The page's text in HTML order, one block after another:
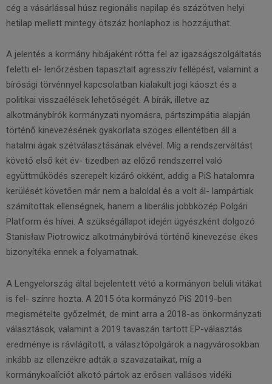
cég a vásárlással húsz regionális napilap és százötven helyi
hetilap mellett mintegy ötszáz honlaphoz is hozzájuthat.
A jelentés a kormány hibájaként rótta fel az igazságszolgáltatás
feletti el- lenőrzésben tapasztalt agresszív fellépést, valamint a
bírósági törvénnyel kapcsolatban kialakult jogi káoszt és a
politikai visszaélések lehetőségét. A bírák, illetve az
alkotmánybírók kormányzati nyomásra, pártszimpátia alapján
történő kinevezésének gyakorlata szöges ellentétben áll a
hatalmi ágak szétválasztásának elvével. Míg a rendszerváltást
követő első két év- tizedben az előző rendszerrel való
együttműködés szerepelt kizáró okként, addig a PiS hatalomra
kerülését követően már nem a baloldal és a volt ál- lampártiak
számítottak ellenségnek, hanem a liberális jobbközép Polgári
Platform és hívei. A szükségállapot idején ügyészként dolgozó
Stanisław Piotrowicz alkotmánybíróvá történő kinevezése ékes
bizonyítéka ennek a folyamatnak.
A Lengyelország által bejelentett vétó a kormányon belüli vitákat
is fel- színre hozta. A 2015 óta kormányzó PiS 2019-ben
megismételte győzelmét, de mint arra a 2018-as önkormányzati
választások, valamint a 2019 tavaszán tartott EP-választás
eredménye is rávilágított, a választópolgárok a nagyvárosokban
inkább az ellenzékre adták a szavazataikat, míg a
kormánykoalíciót alkotó pártok az erősen vallásos vidéki